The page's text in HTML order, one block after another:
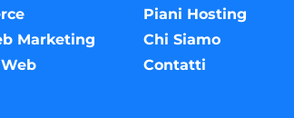
Marketing
Piani Hosting
Chi Siamo
Contatti